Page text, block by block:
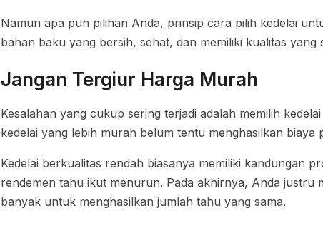
Namun apa pun pilihan Anda, prinsip cara pilih kedelai
bahan baku yang bersih, sehat, dan memiliki kualitas yang
Jangan Tergiur Harga Murah
Kesalahan yang cukup sering terjadi adalah memilih
kedelai yang lebih murah belum tentu menghasilkan biaya
Kedelai berkualitas rendah biasanya memiliki kandungan
rendemen tahu ikut menurun. Pada akhirnya, Anda justru
banyak untuk menghasilkan jumlah tahu yang sama.